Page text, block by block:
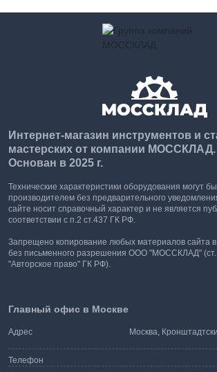
Интернет-магазин инструментов и
мастерских от компании МОССКЛАД.
Основан в 2025 г.
Технические характеристики оборудования могут
производителем без предварительного
сайте носит справочный характер и не является
соответствии с п.2 ст.437 ГК РФ.
Запрещено копирование любых материалов сайта в
без письменного разрешения ООО "МОССКЛАД"
"Авторское право" ГК РФ).
Главный офис в Москве
Адрес
Москва,
Телефон